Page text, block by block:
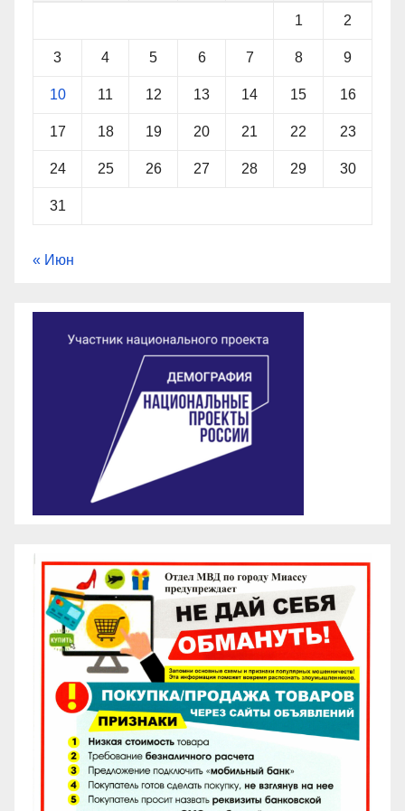
1 2
3 4 5 6 7 8 9
10 11 12 13 14 15 16
17 18 19 20 21 22 23
24 25 26 27 28 29 30
31
« Июн